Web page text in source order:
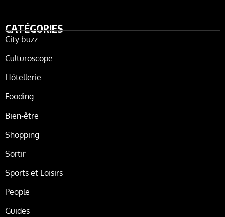
CATÉGORIES
City buzz
Culturoscope
Hôtellerie
Fooding
Bien-être
Shopping
Sortir
Sports et Loisirs
People
Guides